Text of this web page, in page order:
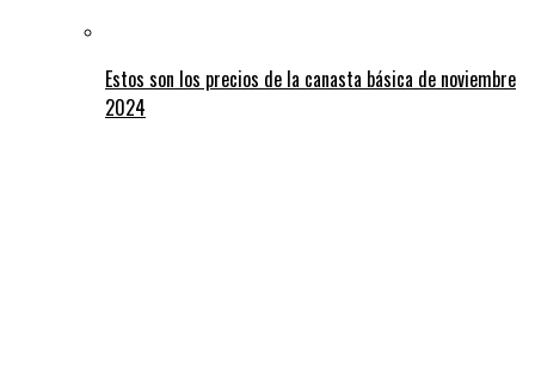
Estos son los precios de la canasta básica de noviembre
2024